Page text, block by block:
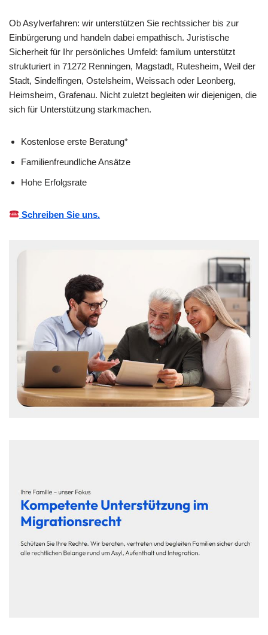
Ob Asylverfahren: wir unterstützen Sie rechtssicher bis zur
Einbürgerung und handeln dabei empathisch. Juristische
Sicherheit für Ihr persönliches Umfeld: familum unterstützt
strukturiert in 71272 Renningen, Magstadt, Rutesheim, Weil der
Stadt, Sindelfingen, Ostelsheim, Weissach oder Leonberg,
Heimsheim, Grafenau. Nicht zuletzt begleiten wir diejenigen, die
sich für Unterstützung starkmachen.
Kostenlose erste Beratung*
Familienfreundliche Ansätze
Hohe Erfolgsrate
Schreiben Sie uns.